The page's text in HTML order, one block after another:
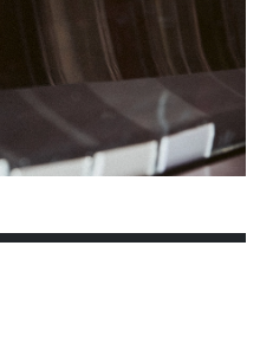
17 18
19
24 25
26
31